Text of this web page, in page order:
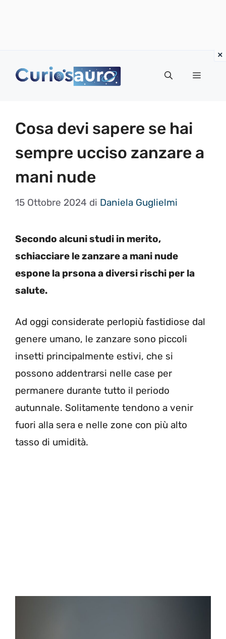
Menu
Cosa devi sapere se hai
sempre ucciso zanzare a
mani nude
15 Ottobre 2024 di Daniela Guglielmi
Secondo alcuni studi in merito,
schiacciare le zanzare a mani nude
espone la prsona a diversi rischi per la
salute.
Ad oggi considerate perlopiù fastidiose dal
genere umano, le zanzare sono piccoli
insetti principalmente estivi, che si
possono addentrarsi nelle case per
permanere durante tutto il periodo
autunnale. Solitamente tendono a venir
fuori alla sera e nelle zone con più alto
tasso di umidità.